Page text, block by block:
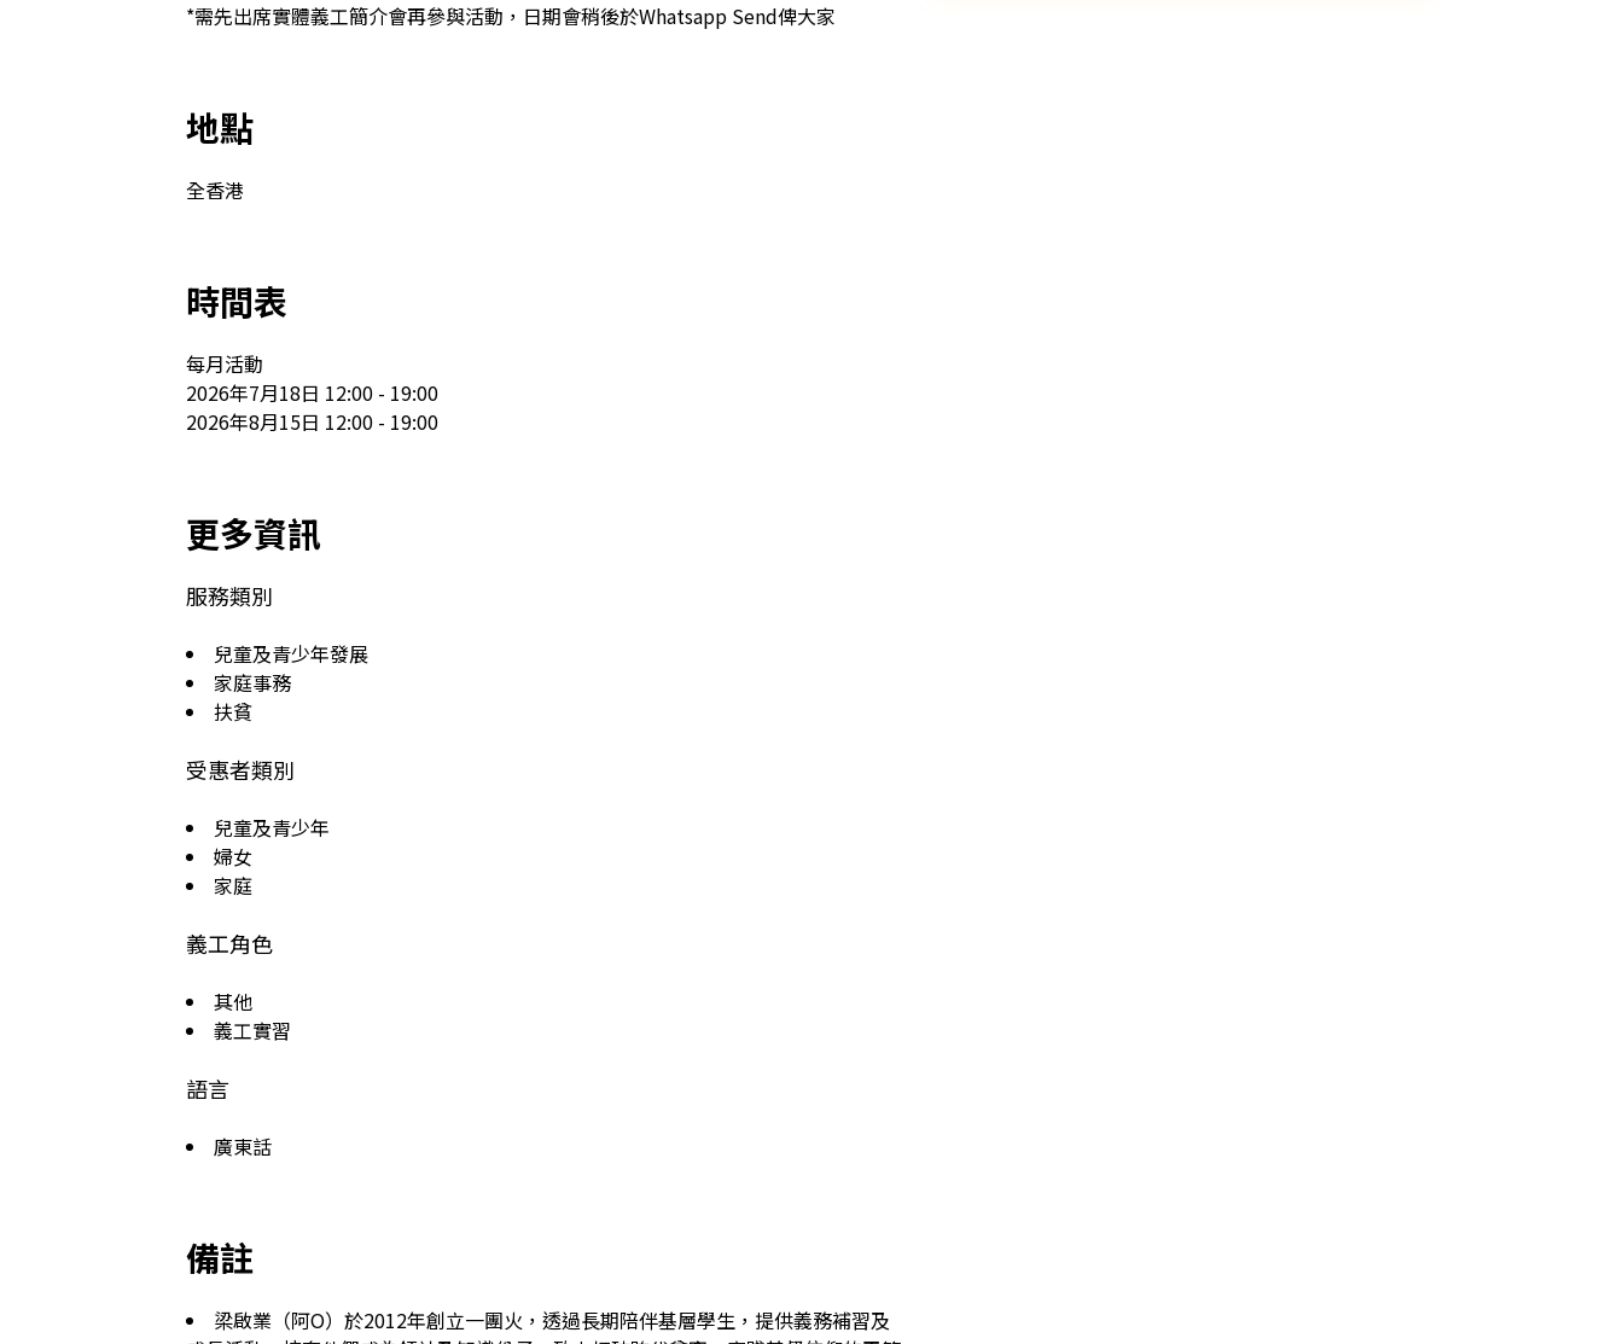
*需先出席實體義工簡介會再參與活動，日期會稍後於Whatsapp Send俾大家
地點
全香港
時間表
每月活動
2026年7月18日 12:00 - 19:00
2026年8月15日 12:00 - 19:00
更多資訊
服務類別
兒童及青少年發展
家庭事務
扶貧
受惠者類別
兒童及青少年
婦女
家庭
義工角色
其他
義工實習
語言
廣東話
備註
梁啟業（阿O）於2012年創立一團火，透過長期陪伴基層學生，提供義務補習及